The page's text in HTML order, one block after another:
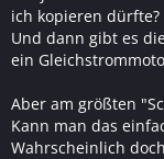
ich kopieren dürfte?
Und dann gibt es
ein
Aber am größten
Kann man das
Wahrscheinlich